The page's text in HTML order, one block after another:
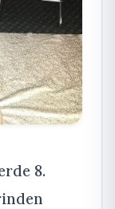
8.